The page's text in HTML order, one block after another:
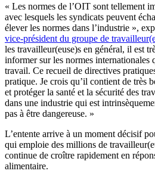
« Les normes de l’OIT sont tellement
avec lesquels les syndicats peuvent
élever les normes dans l’industrie »,
vice-président du groupe de
les travailleur(euse)s en général, il est
informer sur les normes internationales
travail. Ce recueil de directives
pratique. Je crois qu’il contient de très
et protéger la santé et la sécurité des
dans une industrie qui est
pas à être dangereuse. »
L’entente arrive à un moment décisif
qui emploie des millions de
continue de croître rapidement en
alimentaire.